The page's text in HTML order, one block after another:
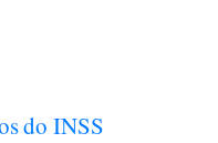
do INSS